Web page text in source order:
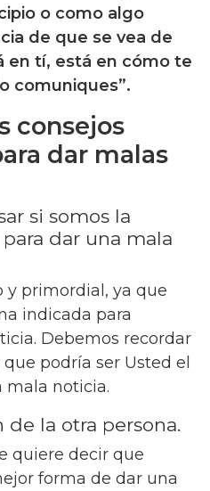
o como algo
de que se vea de
en tí, está en cómo te
comuniques”.
consejos
dar malas
si somos la
dar una mala
y primordial, ya que
indicada para
Debemos recordar
podría ser Usted el
mala noticia.
de la otra persona.
quiere decir que
forma de dar una